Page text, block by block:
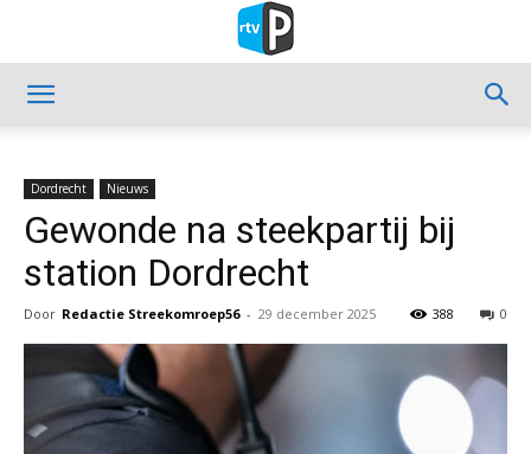
Dordrecht Nieuws
Gewonde na steekpartij bij
station Dordrecht
Door Redactie Streekomroep56 - 29 december 2025 0
388